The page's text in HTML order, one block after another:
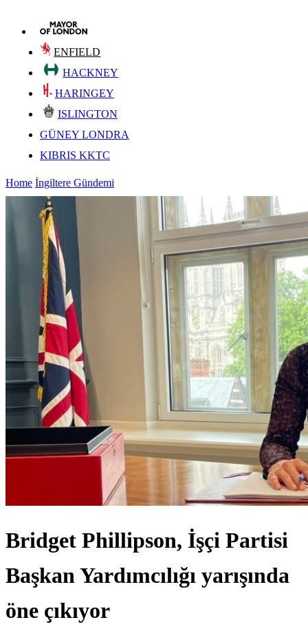
ENFIELD
HACKNEY
HARINGEY
ISLINGTON
GÜNEY LONDRA
KIBRIS KKTC
Home İngiltere Gündemi
Bridget Phillipson, İşçi Partisi
Başkan Yardımcılığı yarışında
öne çıkıyor